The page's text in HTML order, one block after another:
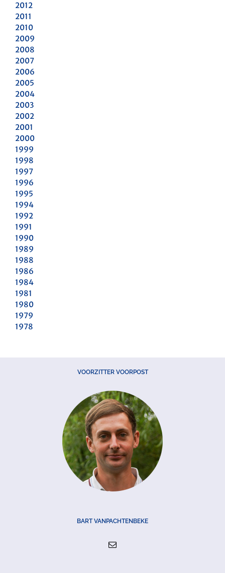
2012
2011
2010
2009
2008
2007
2006
2005
2004
2003
2002
2001
2000
1999
1998
1997
1996
1995
1994
1992
1991
1990
1989
1988
1986
1984
1981
1980
1979
1978
VOORZITTER VOORPOST
BART VANPACHTENBEKE